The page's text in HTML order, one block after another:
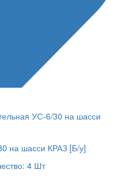
на шасси КРАЗ [Б/у]
4 Шт